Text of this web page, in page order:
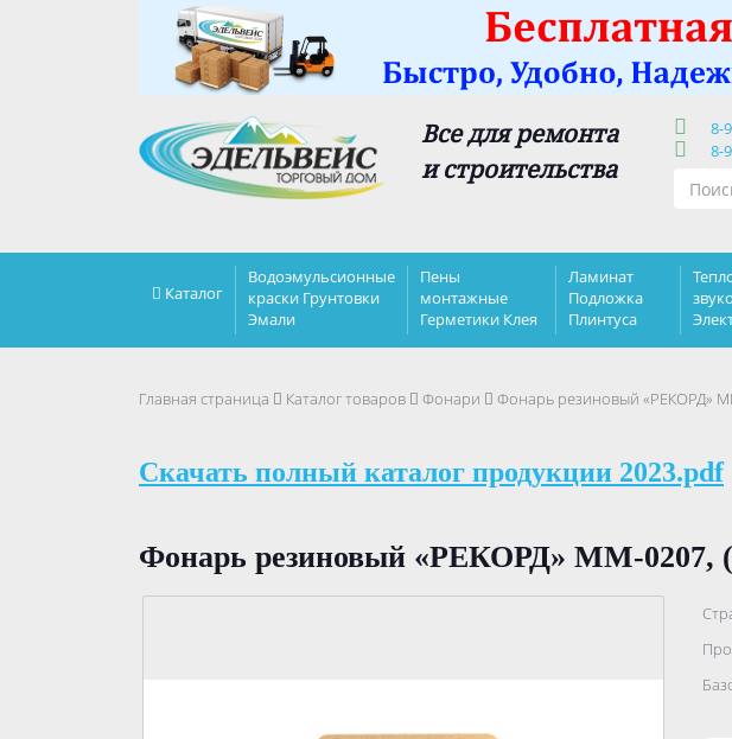
Все для ремонта
и строительства
8-
8-
Каталог
Водоэмульсионные
краски Грунтовки
Эмали
Пены
монтажные
Герметики Клея
Ламинат
Подложка
Плинтуса
Главная страница Каталог товаров Фонари Фонарь резиновый «РЕКОРД»
Скачать полный каталог продукции 2023.pdf
Фонарь резиновый «РЕКОРД» MМ-0207,